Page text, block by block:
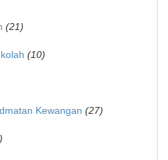
(21)
(10)
Kewangan (27)